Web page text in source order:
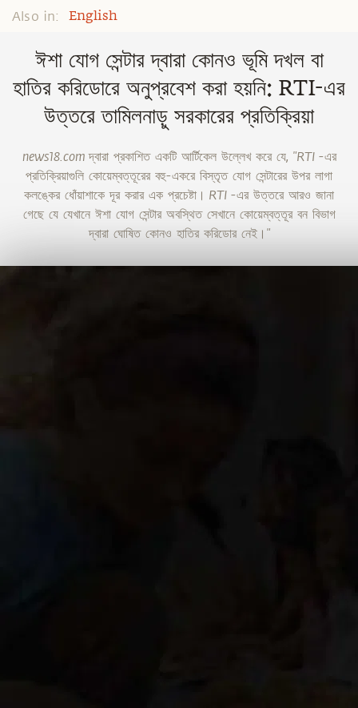
Also in: English
ঈশা যোগ সেন্টার দ্বারা কোনও ভূমি দখল বা
হাতির করিডোরে অনুপ্রবেশ করা হয়নি: RTI-এর
উত্তরে তামিলনাড়ু সরকারের প্রতিক্রিয়া
news18.com দ্বারা প্রকাশিত একটি আর্টিকেল উল্লেখ করে যে, "RTI -এর
প্রতিক্রিয়াগুলি কোয়েম্বত্তূরের বহু-একরে বিস্তৃত যোগ সেন্টারের উপর লাগা
কলঙ্কের ধোঁয়াশাকে দূর করার এক প্রচেষ্টা। RTI -এর উত্তরে আরও জানা
গেছে যে যেখানে ঈশা যোগ সেন্টার অবস্থিত সেখানে কোয়েম্বত্তূর বন বিভাগ
দ্বারা ঘোষিত কোনও হাতির করিডোর নেই।"